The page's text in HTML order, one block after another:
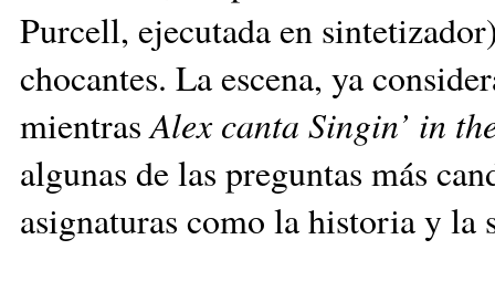
Purcell, ejecutada en
chocantes. La escena, ya
mientrasAlex canta Singin’ in
algunas de las preguntas más
asignaturas como la historia y la